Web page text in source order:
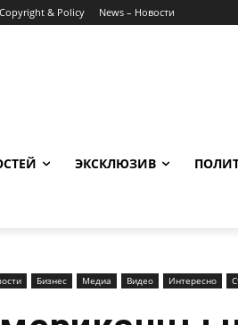
Copyright & Policy News – Новости
ЭКСКЛЮЗИВ
Бизнес Медиа Видео Интересно